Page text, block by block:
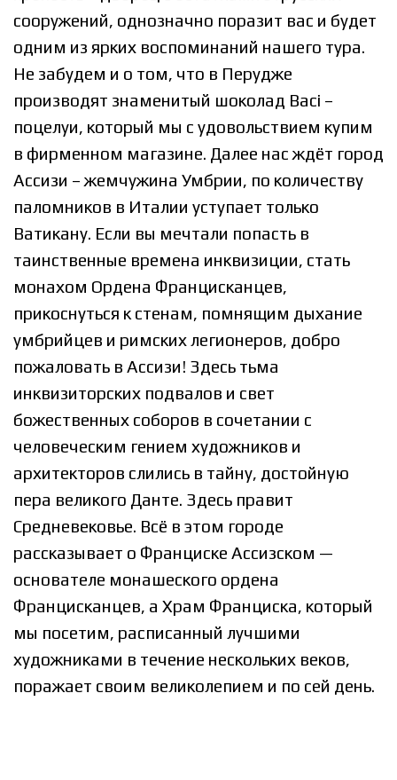
сооружений, однозначно поразит вас и будет
одним из ярких воспоминаний нашего тура.
Не забудем и о том, что в Перудже
производят знаменитый шоколад Baci –
поцелуи, который мы с удовольствием купим
в фирменном магазине. Далее нас ждёт город
Ассизи – жемчужина Умбрии, по количеству
паломников в Италии уступает только
Ватикану. Если вы мечтали попасть в
таинственные времена инквизиции, стать
монахом Ордена Францисканцев,
прикоснуться к стенам, помнящим дыхание
умбрийцев и римских легионеров, добро
пожаловать в Ассизи! Здесь тьма
инквизиторских подвалов и свет
божественных соборов в сочетании с
человеческим гением художников и
архитекторов слились в тайну, достойную
пера великого Данте. Здесь правит
Средневековье. Всё в этом городе
рассказывает о Франциске Ассизском —
основателе монашеского ордена
Францисканцев, а Храм Франциска, который
мы посетим, расписанный лучшими
художниками в течение нескольких веков,
поражает своим великолепием и по сей день.